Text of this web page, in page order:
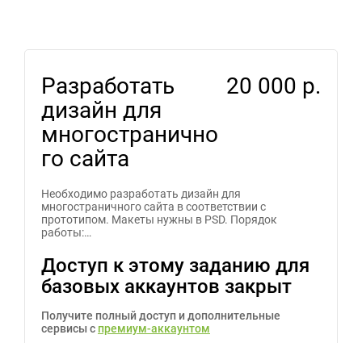
Разработать
дизайн для
многостранично
го сайта
20 000 р.
Необходимо разработать дизайн для
многостраничного сайта в соответствии с
прототипом. Макеты нужны в PSD. Порядок
работы:…
Доступ к этому заданию для
базовых аккаунтов закрыт
Получите полный доступ и дополнительные
сервисы с премиум-аккаунтом